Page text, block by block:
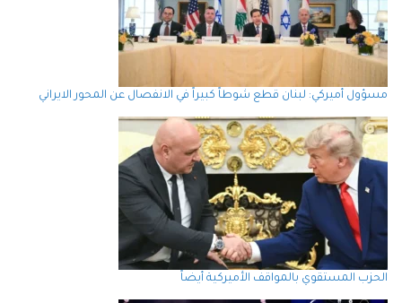
مسؤول أميركي: لبنان قطع شوطاً كبيراً في الانفصال عن المحور الايراني
الحزب المستقوي بالمواقف الأميركية أيضاً